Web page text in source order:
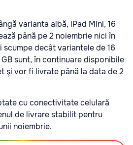
varianta albă, iPad Mini, 16
până pe 2 noiembrie nici în
decât variantele de 16
sunt, în continuare disponibile
şi vor fi livrate până la data de 2
cu conectivitate celulară
de livrare stabilit pentru
noiembrie.